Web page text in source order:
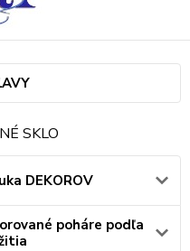
SKLO
DEKOROV
poháre podľa